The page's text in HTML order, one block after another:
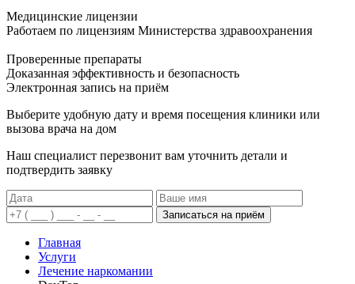
Медицинские лицензии
Работаем по лицензиям Министерства здравоохранения
Проверенные препараты
Доказанная эффективность и безопасность
Электронная запись на приём
Выберите удобную дату и время посещения клиники или
вызова врача на дом
Наш специалист перезвонит вам уточнить детали и
подтвердить заявку
Записаться на приём
Главная
Услуги
Лечение наркомании